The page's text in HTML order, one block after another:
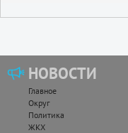
НОВОСТИ
Главное
Округ
Политика
ЖКХ